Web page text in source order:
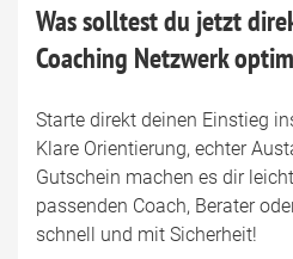
Was solltest du jetzt
Coaching Netzwerk
Starte direkt deinen Einstieg
Klare Orientierung, echter
Gutschein machen es dir
passenden Coach, Berater
schnell und mit Sicherheit!